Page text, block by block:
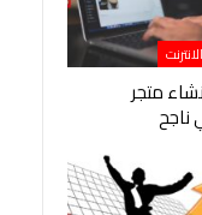
متجر
ناجح